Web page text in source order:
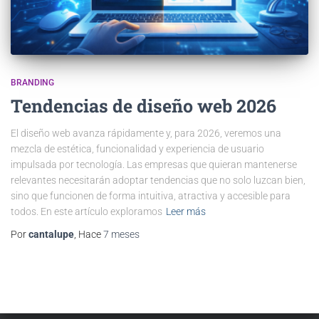
BRANDING
Tendencias de diseño web 2026
El diseño web avanza rápidamente y, para 2026, veremos una
mezcla de estética, funcionalidad y experiencia de usuario
impulsada por tecnología. Las empresas que quieran mantenerse
relevantes necesitarán adoptar tendencias que no solo luzcan bien,
sino que funcionen de forma intuitiva, atractiva y accesible para
todos. En este artículo exploramos Leer más
Porcantalupe , Hace7 meses